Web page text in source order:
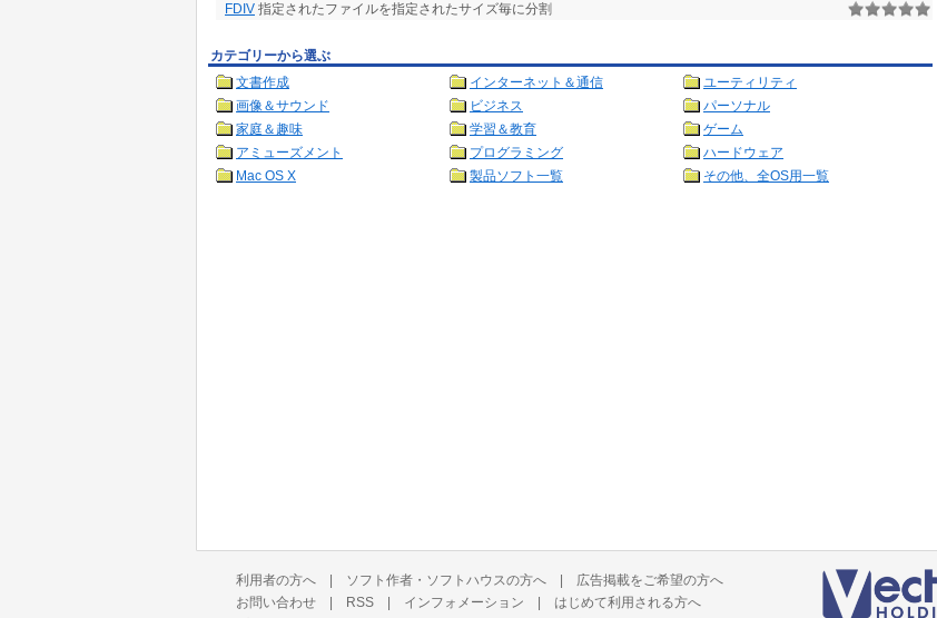
FDIV 指定されたファイルを指定されたサイズ毎に分割
カテゴリーから選ぶ
文書作成
インターネット＆通信
ユーティリティ
画像＆サウンド
ビジネス
パーソナル
家庭＆趣味
学習＆教育
ゲーム
アミューズメント
プログラミング
ハードウェア
Mac OS X
製品ソフト一覧 その他、全OS用一覧
利用者の方へ | ソフト作者・ソフトハウスの方へ | 広告掲載をご希望の方へ
お問い合わせ | RSS | インフォメーション | はじめて利用される方へ